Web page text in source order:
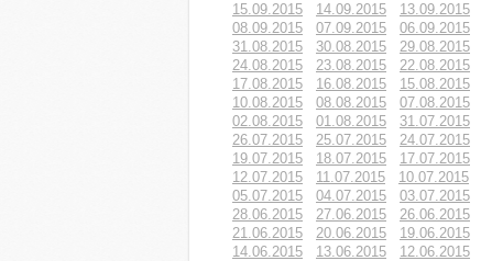
15.09.2015
14.09.2015 13.09.2015
08.09.2015
07.09.2015 06.09.2015
31.08.2015
30.08.2015 29.08.2015
24.08.2015
23.08.2015 22.08.2015
17.08.2015
16.08.2015 15.08.2015
10.08.2015
08.08.2015 07.08.2015
02.08.2015
01.08.2015 31.07.2015
26.07.2015
25.07.2015 24.07.2015
19.07.2015
18.07.2015 17.07.2015
12.07.2015
11.07.2015 10.07.2015
05.07.2015
04.07.2015 03.07.2015
28.06.2015
27.06.2015 26.06.2015
21.06.2015
20.06.2015 19.06.2015
14.06.2015
13.06.2015 12.06.2015